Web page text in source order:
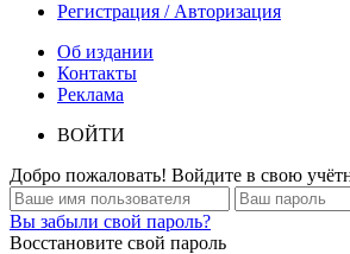
Регистрация / Авторизация
Об издании
Контакты
Реклама
ВОЙТИ
Добро пожаловать! Войдите в свою
Вы забыли свой пароль?
Восстановите свой пароль